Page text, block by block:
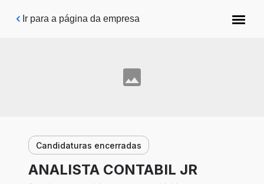
Pular para o conteúdo principal
Ir para a página da empresa
Candidaturas encerradas
ANALISTA CONTABIL JR